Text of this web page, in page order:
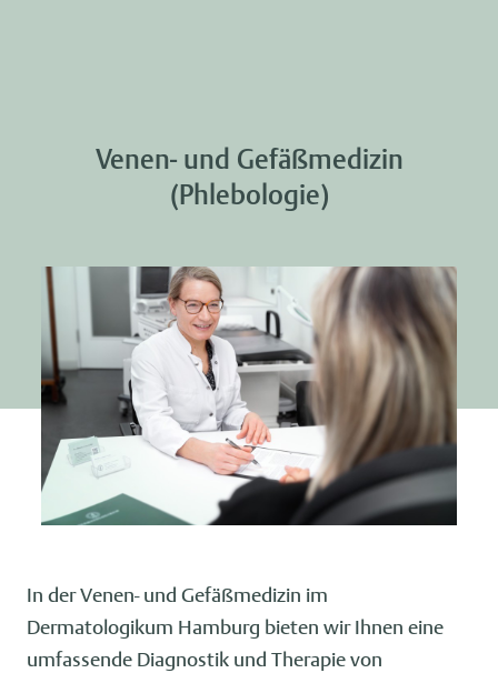
Venen- und Gefäßmedizin
(Phlebologie)
In der Venen- und Gefäßmedizin im
Dermatologikum Hamburg bieten wir Ihnen eine
umfassende Diagnostik und Therapie von